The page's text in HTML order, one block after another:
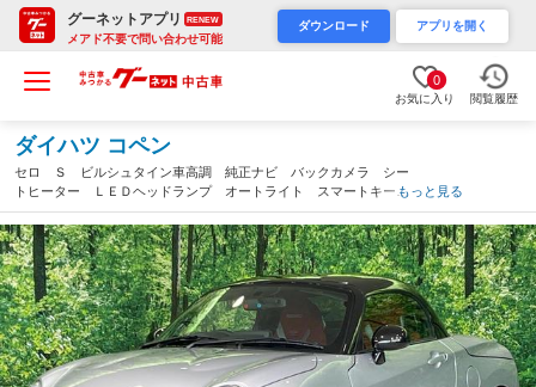
グーネットアプリ RENEW
メアド不要で問い合わせ可能
ダウンロード アプリを開く
0
お気に入り 閲覧履歴
ダイハツ コペン
セロ Ｓ ビルシュタイン車高調 純正ナビ バックカメラ シー
トヒーター ＬＥＤヘッドランプ オートライト スマートキー
ＥＴＣ ドラレコ Ｂｌｕｅｔｏｏｔｈ オートエアコン 純正１
６インチアルミ（神奈川県）
もっと見る